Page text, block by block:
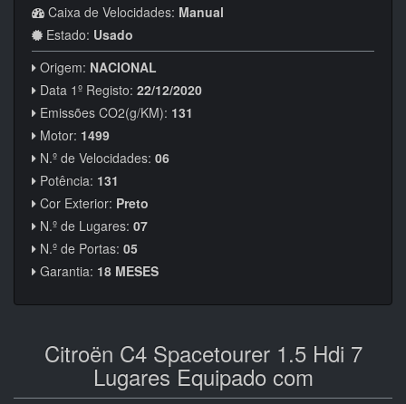
Caixa de Velocidades: Manual
Estado: Usado
Origem: NACIONAL
Data 1º Registo: 22/12/2020
Emissões CO2(g/KM): 131
Motor: 1499
N.º de Velocidades: 06
Potência: 131
Cor Exterior: Preto
N.º de Lugares: 07
N.º de Portas: 05
Garantia: 18 MESES
Citroën C4 Spacetourer 1.5 Hdi 7
Lugares Equipado com